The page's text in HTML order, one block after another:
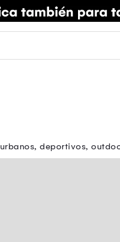
deportivos,